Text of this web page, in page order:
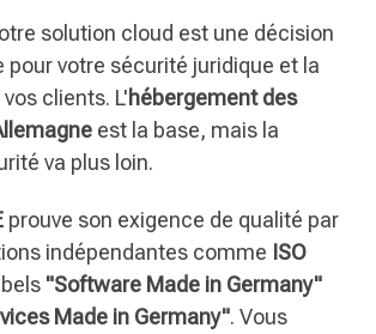
solution cloud est une décision
pour votre sécurité juridique et la
clients. L'hébergement des
est la base, mais la
va plus loin.
prouve son exigence de qualité par
indépendantes comme ISO
"Software Made in Germany"
Made in Germany". Vous